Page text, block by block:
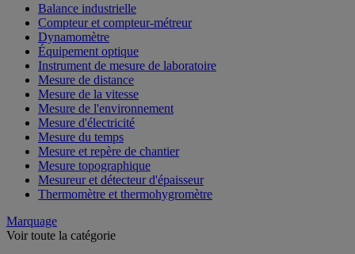
Balance industrielle
Compteur et compteur-métreur
Dynamomètre
Équipement optique
Instrument de mesure de laboratoire
Mesure de distance
Mesure de la vitesse
Mesure de l'environnement
Mesure d'électricité
Mesure du temps
Mesure et repère de chantier
Mesure topographique
Mesureur et détecteur d'épaisseur
Thermomètre et thermohygromètre
Marquage
Voir toute la catégorie